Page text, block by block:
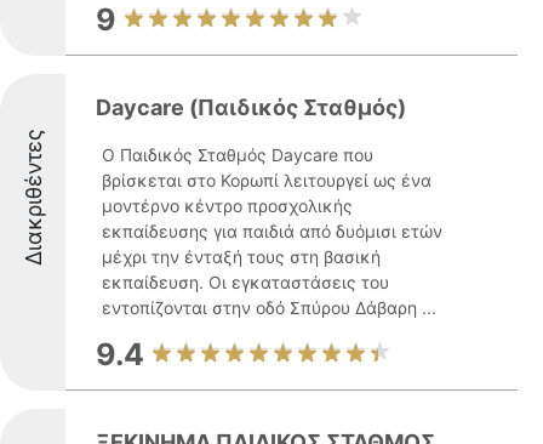
9
Διακριθέντες
Daycare (Παιδικός Σταθμός)
Ο Παιδικός Σταθμός Daycare που
βρίσκεται στο Κορωπί λειτουργεί ως ένα
μοντέρνο κέντρο προσχολικής
εκπαίδευσης για παιδιά από δυόμισι ετών
μέχρι την ένταξή τους στη βασική
εκπαίδευση. Οι εγκαταστάσεις του
εντοπίζονται στην οδό Σπύρου Δάβαρη ...
9.4